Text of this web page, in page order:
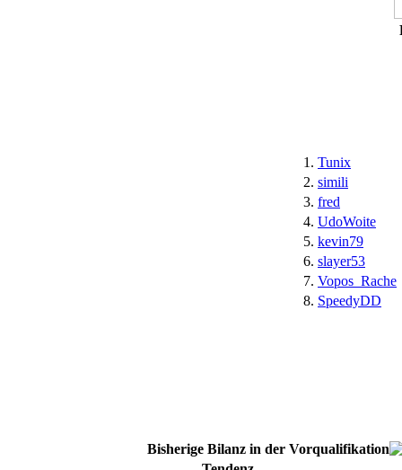
1. Tunix
2. simili
3. fred
4. UdoWoite
5. kevin79
6. slayer53
7. Vopos_Rache
8. SpeedyDD
Bisherige Bilanz in der Vorqualifikation